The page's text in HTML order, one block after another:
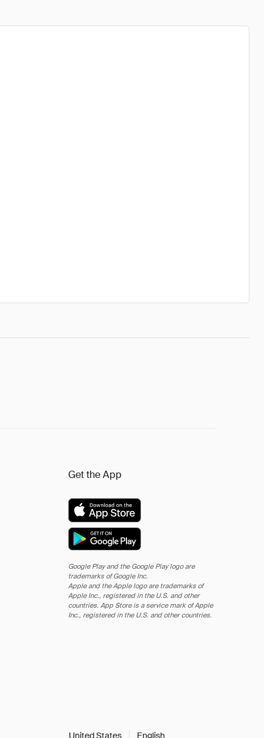
Get the App
Google Play and the Google Play logo are
trademarks of Google Inc.
Apple and the Apple logo are trademarks of
Apple Inc., registered in the U.S. and other
countries. App Store is a service mark of Apple
Inc., registered in the U.S. and other countries.
United States English